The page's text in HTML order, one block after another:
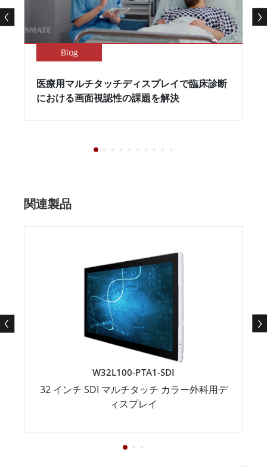
Blog
医療用マルチタッチディスプレイで臨床診断
における画面視認性の課題を解決
関連製品
W32L100-PTA1-SDI
32 インチ SDI マルチタッチ カラー外科用デ
ィスプレイ